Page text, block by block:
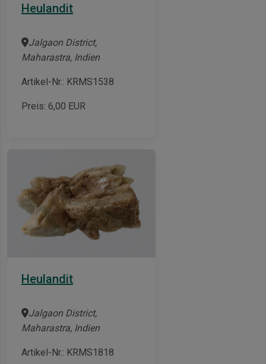
Heulandit
Jalgaon District,
Maharastra, Indien
Artikel-Nr.: KRMS1538
Preis: 6,00 EUR
Heulandit
Jalgaon District,
Maharastra, Indien
Artikel-Nr.: KRMS1818